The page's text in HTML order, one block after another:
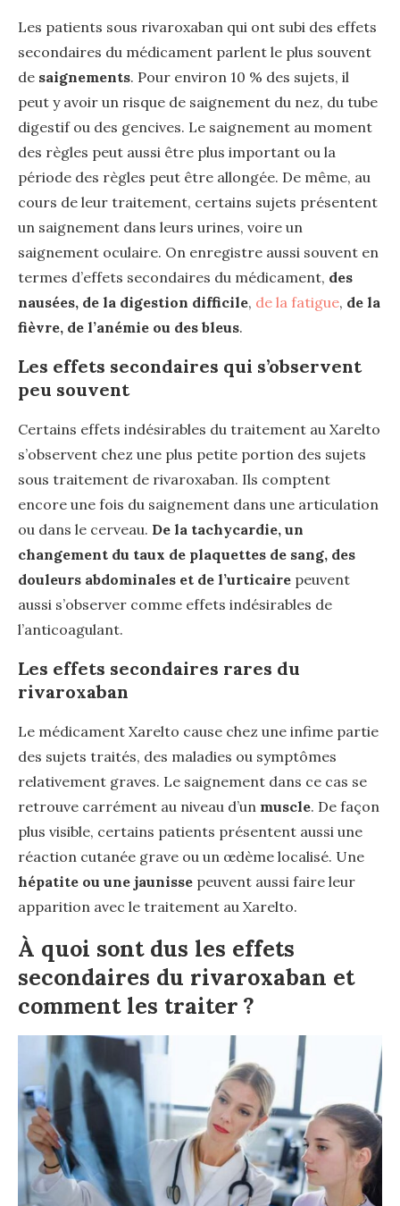
Les patients sous rivaroxaban qui ont subi des effets
secondaires du médicament parlent le plus souvent
de saignements. Pour environ 10 % des sujets, il
peut y avoir un risque de saignement du nez, du tube
digestif ou des gencives. Le saignement au moment
des règles peut aussi être plus important ou la
période des règles peut être allongée. De même, au
cours de leur traitement, certains sujets présentent
un saignement dans leurs urines, voire un
saignement oculaire. On enregistre aussi souvent en
termes d’effets secondaires du médicament, des
nausées, de la digestion difficile, de la fatigue, de la
fièvre, de l’anémie ou des bleus.
Les effets secondaires qui s’observent
peu souvent
Certains effets indésirables du traitement au Xarelto
s’observent chez une plus petite portion des sujets
sous traitement de rivaroxaban. Ils comptent
encore une fois du saignement dans une articulation
ou dans le cerveau. De la tachycardie, un
changement du taux de plaquettes de sang, des
douleurs abdominales et de l’urticaire peuvent
aussi s’observer comme effets indésirables de
l’anticoagulant.
Les effets secondaires rares du
rivaroxaban
Le médicament Xarelto cause chez une infime partie
des sujets traités, des maladies ou symptômes
relativement graves. Le saignement dans ce cas se
retrouve carrément au niveau d’un muscle. De façon
plus visible, certains patients présentent aussi une
réaction cutanée grave ou un œdème localisé. Une
hépatite ou une jaunisse peuvent aussi faire leur
apparition avec le traitement au Xarelto.
À quoi sont dus les effets
secondaires du rivaroxaban et
comment les traiter ?